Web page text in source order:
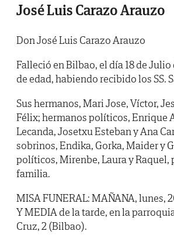
José Luis Carazo Arauzo
Don José Luis Carazo Arauzo
Falleció en Bilbao, el día 18 de Julio
de edad, habiendo recibido los SS.
Sus hermanos, Mari Jose, Víctor,
Félix; hermanos políticos, Enrique
Lecanda, Josetxu Esteban y Ana
sobrinos, Endika, Gorka, Maider y
políticos, Mirenbe, Laura y Raquel,
familia.
MISA FUNERAL: MAÑANA, lunes,
Y MEDIA de la tarde, en la
Cruz, 2 (Bilbao).